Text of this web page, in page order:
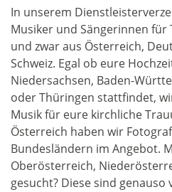
In unserem
Musiker und Sängerinnen
und zwar aus Österreich,
Schweiz. Egal ob eure
Niedersachsen, Baden-
oder Thüringen stattfindet,
Musik für eure kirchliche
Österreich haben wir
Bundesländern im Angebot.
Oberösterreich,
gesucht? Diese sind